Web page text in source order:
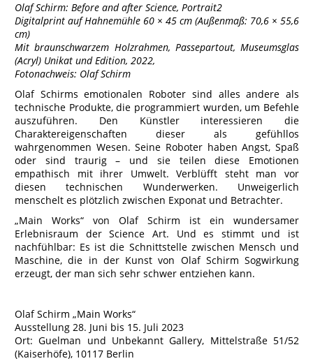
Olaf Schirm: Before and after Science, Portrait2
Digitalprint auf Hahnemühle 60 × 45 cm (Außenmaß: 70,6 × 55,6
cm)
Mit braunschwarzem Holzrahmen, Passepartout, Museumsglas
(Acryl) Unikat und Edition, 2022,
Fotonachweis: Olaf Schirm
Olaf Schirms emotionalen Roboter sind alles andere als
technische Produkte, die programmiert wurden, um Befehle
auszuführen. Den Künstler interessieren die
Charaktereigenschaften dieser als gefühllos
wahrgenommen Wesen. Seine Roboter haben Angst, Spaß
oder sind traurig – und sie teilen diese Emotionen
empathisch mit ihrer Umwelt. Verblüfft steht man vor
diesen technischen Wunderwerken. Unweigerlich
menschelt es plötzlich zwischen Exponat und Betrachter.
„Main Works“ von Olaf Schirm ist ein wundersamer
Erlebnisraum der Science Art. Und es stimmt und ist
nachfühlbar: Es ist die Schnittstelle zwischen Mensch und
Maschine, die in der Kunst von Olaf Schirm Sogwirkung
erzeugt, der man sich sehr schwer entziehen kann.
Olaf Schirm „Main Works“
Ausstellung 28. Juni bis 15. Juli 2023
Ort: Guelman und Unbekannt Gallery, Mittelstraße 51/52
(Kaiserhöfe), 10117 Berlin